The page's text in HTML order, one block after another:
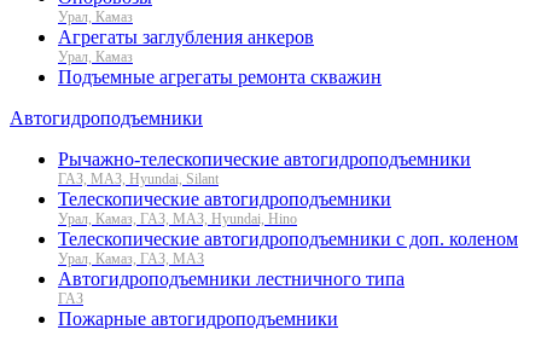
Урал, Камаз
Агрегаты заглубления анкеров
Урал, Камаз
Подъемные агрегаты ремонта скважин
Автогидроподъемники
Рычажно-телескопические автогидроподъемники
ГАЗ, МАЗ, Hyundai, Silant
Телескопические автогидроподъемники
Урал, Камаз, ГАЗ, МАЗ, Hyundai, Hino
Телескопические автогидроподъемники с доп. коленом
Урал, Камаз, ГАЗ, МАЗ
Автогидроподъемники лестничного типа
ГАЗ
Пожарные автогидроподъемники